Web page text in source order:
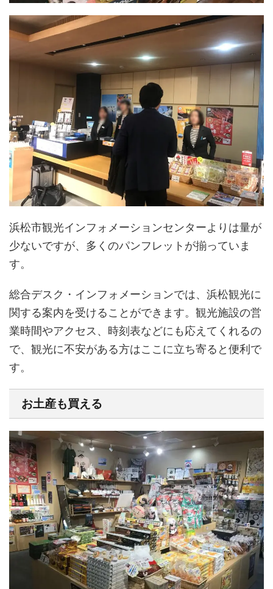
浜松市観光インフォメーションセンターよりは量が
少ないですが、多くのパンフレットが揃っていま
す。
総合デスク・インフォメーションでは、浜松観光に
関する案内を受けることができます。観光施設の営
業時間やアクセス、時刻表などにも応えてくれるの
で、観光に不安がある方はここに立ち寄ると便利で
す。
お土産も買える